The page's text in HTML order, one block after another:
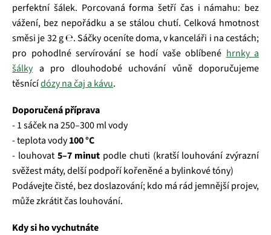
perfektní šálek. Porcovaná forma šetří čas i námahu: bez
vážení, bez nepořádku a se stálou chutí. Celková hmotnost
směsi je 32 g ℮. Sáčky oceníte doma, v kanceláři i na cestách;
pro pohodlné servírování se hodí vaše oblíbené hrnky a
šálkya pro dlouhodobé uchování vůně doporučujeme
těsnícídózy na čaj a kávu.
Doporučená příprava
- 1 sáček na 250–300 ml vody
- teplota vody100 °C
- louhovat 5–7 minut podle chuti (kratší louhování zvýrazní
svěžest máty, delší podpoří kořeněné a bylinkové tóny)
Podávejte čisté, bez doslazování; kdo má rád jemnější projev,
může zkrátit čas louhování.
Kdy si ho vychutnáte